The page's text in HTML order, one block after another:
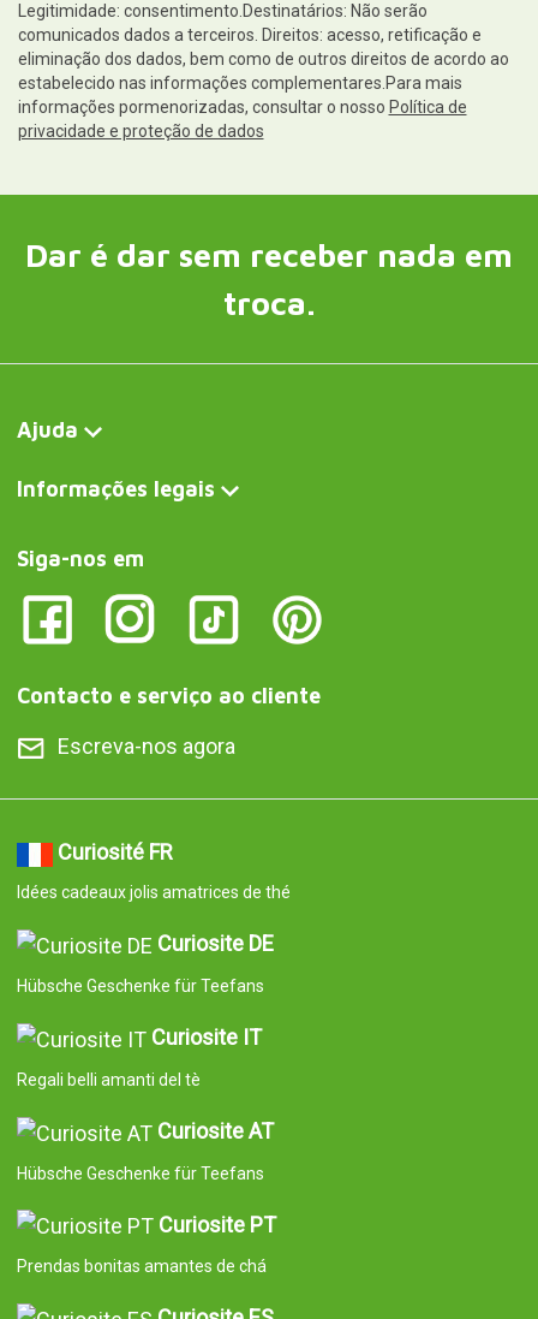
Legitimidade: consentimento.Destinatários: Não serão
comunicados dados a terceiros. Direitos: acesso, retificação e
eliminação dos dados, bem como de outros direitos de acordo ao
estabelecido nas informações complementares.Para mais
informações pormenorizadas, consultar o nosso Política de
privacidade e proteção de dados
Dar é dar sem receber nada em
troca.
Ajuda
Informações legais
Siga-nos em
Contacto e serviço ao cliente
Escreva-nos agora
Curiosité FR
Idées cadeaux jolis amatrices de thé
Curiosite DE
Hübsche Geschenke für Teefans
Curiosite IT
Regali belli amanti del tè
Curiosite AT
Hübsche Geschenke für Teefans
Curiosite PT
Prendas bonitas amantes de chá